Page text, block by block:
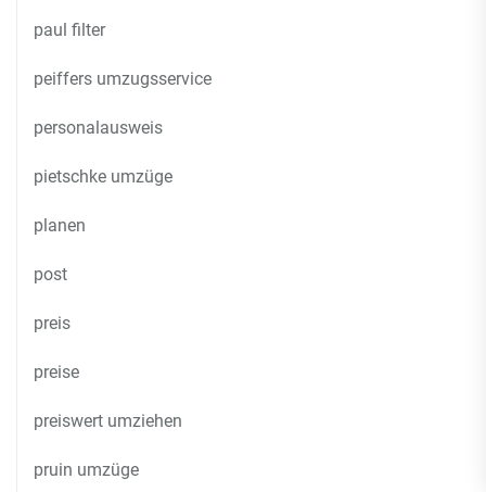
paul filter
peiffers umzugsservice
personalausweis
pietschke umzüge
planen
post
preis
preise
preiswert umziehen
pruin umzüge